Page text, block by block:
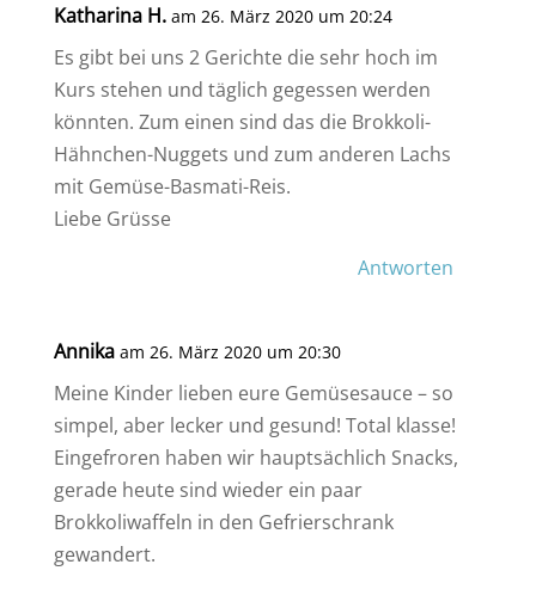
Katharina H. am 26. März 2020 um 20:24
Es gibt bei uns 2 Gerichte die sehr hoch im
Kurs stehen und täglich gegessen werden
könnten. Zum einen sind das die Brokkoli-
Hähnchen-Nuggets und zum anderen Lachs
mit Gemüse-Basmati-Reis.
Liebe Grüsse
Antworten
Annika am 26. März 2020 um 20:30
Meine Kinder lieben eure Gemüsesauce – so
simpel, aber lecker und gesund! Total klasse!
Eingefroren haben wir hauptsächlich Snacks,
gerade heute sind wieder ein paar
Brokkoliwaffeln in den Gefrierschrank
gewandert.